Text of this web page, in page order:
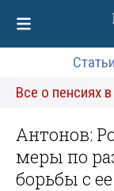
Статьи
Все о пенсиях
Антонов:
меры по
борьбы с